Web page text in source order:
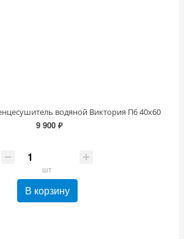
водяной Виктория П6 40х60
9 900 ₽
шт
В корзину